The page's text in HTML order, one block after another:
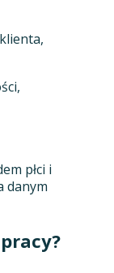
płci i
danym